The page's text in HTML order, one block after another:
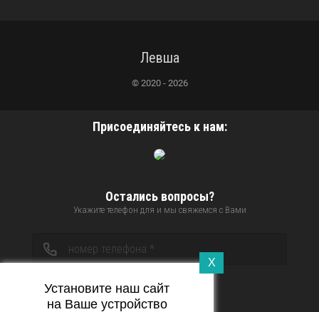
Левша
© 2020 - 2026
Присоединяйтесь к нам:
Остались вопросы?
Укажите телефон для и мы свяжемся с Вами
Отправить
X
Установите наш сайт
на Ваше устройство